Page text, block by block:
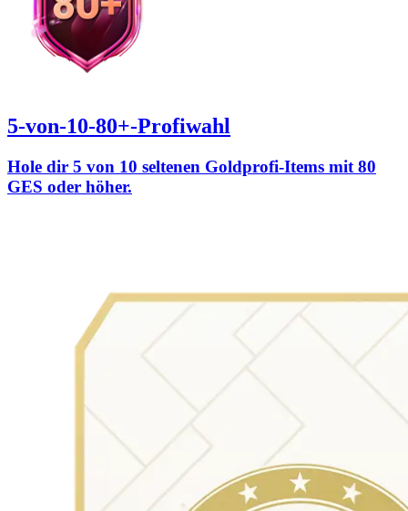
5-von-10-80+-Profiwahl
Hole dir 5 von 10 seltenen Goldprofi-Items mit 80
GES oder höher.